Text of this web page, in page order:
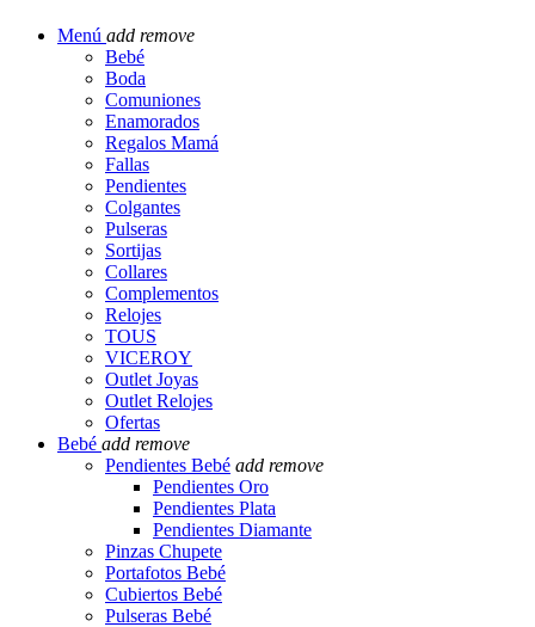
Menú add remove
Bebé
Boda
Comuniones
Enamorados
Regalos Mamá
Fallas
Pendientes
Colgantes
Pulseras
Sortijas
Collares
Complementos
Relojes
TOUS
VICEROY
Outlet Joyas
Outlet Relojes
Ofertas
Bebé add remove
Pendientes Bebé add remove
Pendientes Oro
Pendientes Plata
Pendientes Diamante
Pinzas Chupete
Portafotos Bebé
Cubiertos Bebé
Pulseras Bebé